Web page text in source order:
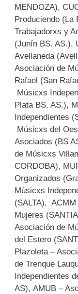
MENDOZA),
Produciendo (La
Trabajadorxs y
(Junín BS. AS.),
Avellaneda
Asociación de
Rafael (San
Músicxs
Plata BS. AS.),
Independientes
Músicxs del
Asociados (BS
de Músicxs
CORDOBA),
Organizados
Músicxs
(SALTA),
Mujeres
Asociación de
del Estero
Plazoleta –
de Trenque
Independientes
AS), AMUB –